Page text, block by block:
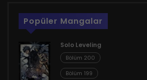
Popüler Mangalar
Solo Leveling
Bölüm 200
Bölüm 199